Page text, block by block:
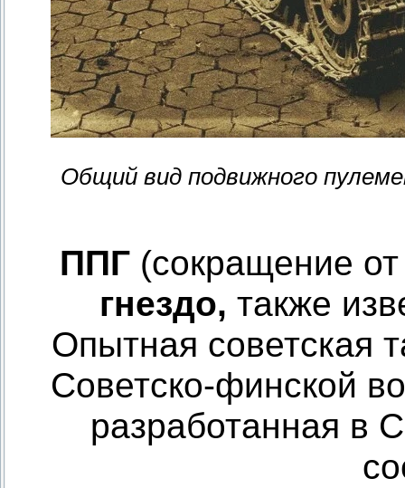
Общий вид подвижного
ППГ(сокращение
гнездо, также
Опытная советская
Советско-финской
разработанная в